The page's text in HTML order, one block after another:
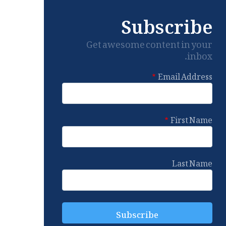
Subscribe
Get awesome content in your
inbox.
Email Address
First Name
Last Name